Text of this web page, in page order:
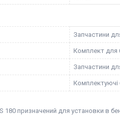
Запчастини
Комплект для
Запчастини
Комплектуючі
180 призначений для установки в